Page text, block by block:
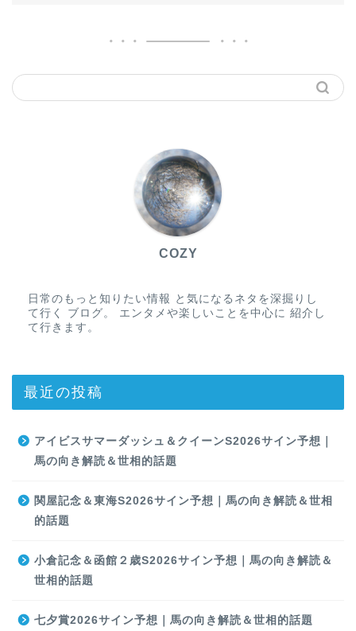
COZY
日常のもっと知りたい情報 と気になるネタを深掘りし
て行く ブログ。 エンタメや楽しいことを中心に 紹介し
て行きます。
最近の投稿
アイビスサマーダッシュ＆クイーンS2026サイン予想｜
馬の向き解読＆世相的話題
関屋記念＆東海S2026サイン予想｜馬の向き解読＆世相
的話題
小倉記念＆函館２歳S2026サイン予想｜馬の向き解読＆
世相的話題
七夕賞2026サイン予想｜馬の向き解読＆世相的話題